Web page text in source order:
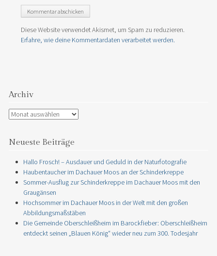
Diese Website verwendet Akismet, um Spam zu reduzieren.
Erfahre, wie deine Kommentardaten verarbeitet werden.
Archiv
Archiv
Neueste Beiträge
Hallo Frosch! – Ausdauer und Geduld in der Naturfotografie
Haubentaucher im Dachauer Moos an der Schinderkreppe
Sommer-Ausflug zur Schinderkreppe im Dachauer Moos mit den
Graugänsen
Hochsommer im Dachauer Moos in der Welt mit den großen
Abbildungsmaßstäben
Die Gemeinde Oberschleißheim im Barockfieber: Oberschleißheim
entdeckt seinen „Blauen König“ wieder neu zum 300. Todesjahr